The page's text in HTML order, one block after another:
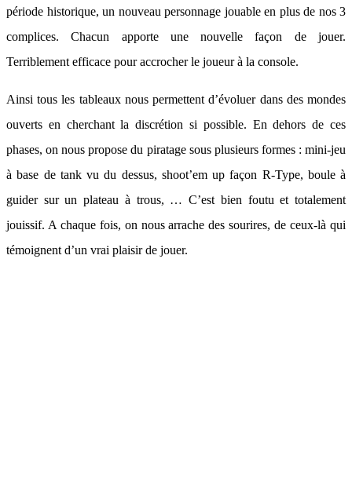
période historique, un nouveau personnage jouable en plus de nos 3
complices. Chacun apporte une nouvelle façon de jouer.
Terriblement efficace pour accrocher le joueur à la console.
Ainsi tous les tableaux nous permettent d’évoluer dans des mondes
ouverts en cherchant la discrétion si possible. En dehors de ces
phases, on nous propose du piratage sous plusieurs formes : mini-jeu
à base de tank vu du dessus, shoot’em up façon R-Type, boule à
guider sur un plateau à trous, … C’est bien foutu et totalement
jouissif. A chaque fois, on nous arrache des sourires, de ceux-là qui
témoignent d’un vrai plaisir de jouer.